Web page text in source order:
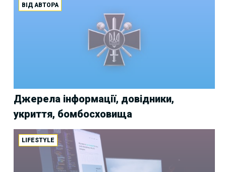
ВІД АВТОРА
Джерела інформації, довідники,
укриття, бомбосховища
LIFESTYLE